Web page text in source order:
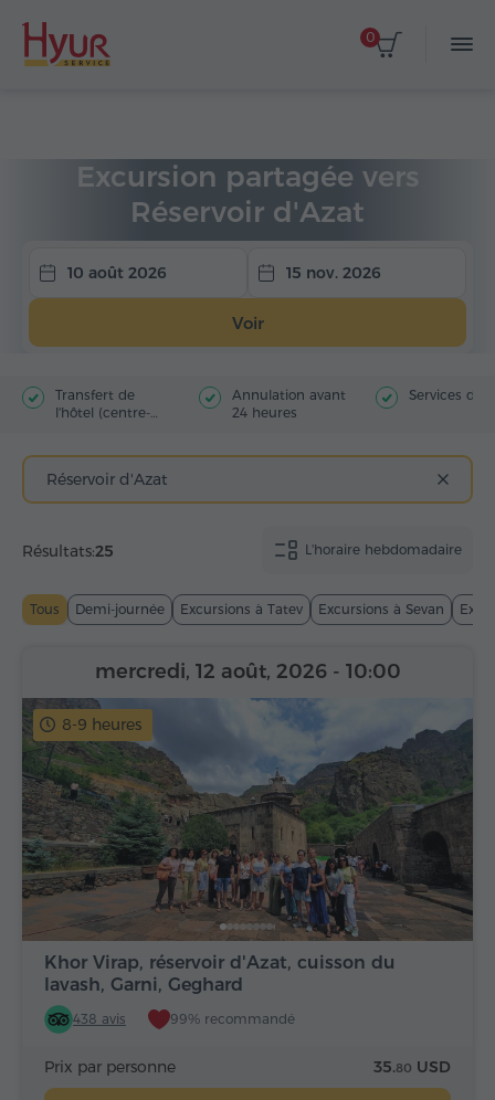
0
Excursion partagée vers
Réservoir d'Azat
10 août 2026 15 nov. 2026
Voir
Transfert de
l'hôtel (centre-
Annulation avant
24 heures
Services du
Réservoir d'Azat
L'horaire hebdomadaire
Résultats:25
Tous Demi-journée Excursions à Tatev Excursions à Sevan
8-9 heures
Khor Virap, réservoir d'Azat, cuisson du
lavash, Garni, Geghard
438 avis 99% recommandé
mercredi, 12 août, 2026 - 10:00
Prix par personne 35.80 USD